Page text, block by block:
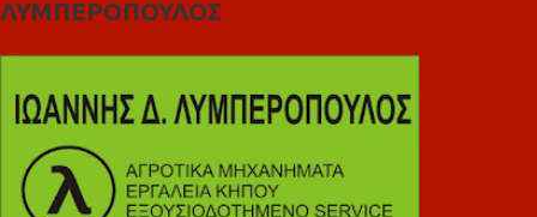
ΛΥΜΠΕΡΟΠΟΥΛΟΣ